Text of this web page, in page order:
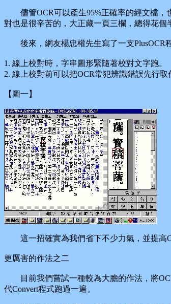
儘管OCR可以產生95%正確率的經文檔，
對也是很辛苦的，大正藏一頁三欄，總得花個
後來，網友楊忠權先生寫了一支PlusOCR
1. 線上校對時，字串圖形緊隨著校對文字跑。
2. 線上校對前可以把OCR常犯辨識錯誤先行取
【圖一】
這一招確實為我們省下不少力氣，並提高
更厲害的作法之二
目前我們嘗試一種較為大膽的作法，將
代Convert程式跑過一遍。